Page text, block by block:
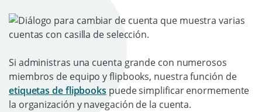
Si administras una cuenta grande con numerosos
miembros de equipo y flipbooks, nuestra función de
etiquetas de flipbooks puede simplificar enormemente
la organización y navegación de la cuenta.